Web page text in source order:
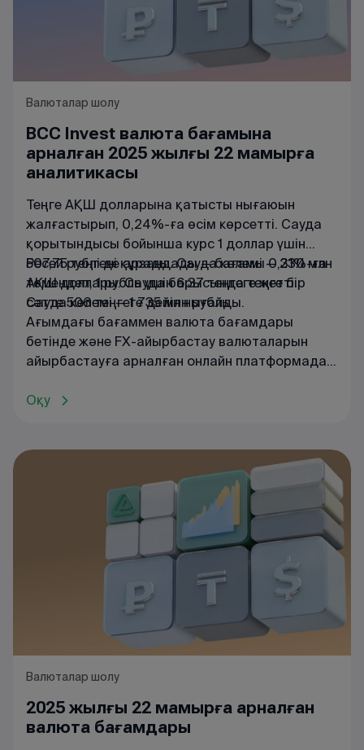
Валюталар шолу
BCC Invest валюта бағамына
арналған 2025 жылғы 22 мамырға
аналитикасы
Теңге АҚШ долларына қатысты нығаюын
жалғастырып, 0,24%-ға өсім көрсетті. Сауда
қорытындысы бойынша курс 1 доллар үшін
507,75 теңгені құрады. Сауда көлемі — 230 млн
АҚШ доллары. Сауда барысында теңге бір
сәтте 506 теңгеге дейін нығайды.
Ресей рублі де арзандады — бағамы 0,31%-ға
төмендеп, 1 рубль үшін 6,37 теңгеге жетті.
Сауда көлемі — 1 735 млн рубль.
Ағымдағы бағаммен валюта бағамдары
бетіндежәне FX-айырбастау валюталарын
айырбастауға арналған онлайн платформада
Оқу
Валюталар шолу
2025 жылғы 22 мамырға арналған
валюта бағамдары